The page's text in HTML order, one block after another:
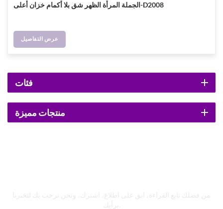
الجملة المرأة الظهر شق بلا أكمام خزان أعلى-D2008
عرض التفاصيل
فئات
منتجات مميزة